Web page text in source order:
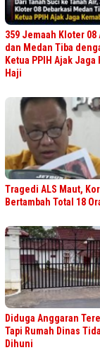
359 Jemaah Kloter 08
dan Medan Tiba
Ketua PPIH Ajak Jaga
Haji
Tragedi ALS Maut,
Bertambah Total 18
Diduga Anggaran
Tapi Rumah Dinas
Dihuni